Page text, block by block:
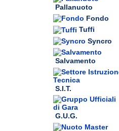
Pallanuoto
Fondo
Tuffi
Syncro
Salvamento
S.I.T.
G.U.G.